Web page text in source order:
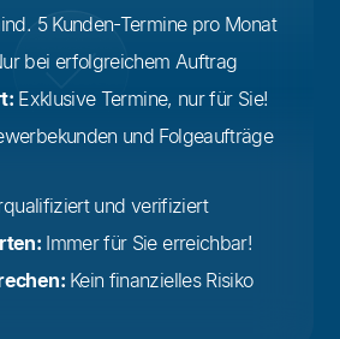
5 Kunden-Termine pro Monat
bei erfolgreichem Auftrag
Exklusive Termine, nur für Sie!
und Folgeaufträge
und verifiziert
Immer für Sie erreichbar!
Kein finanzielles Risiko